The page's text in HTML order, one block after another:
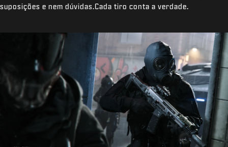
suposições e nem dúvidas.Cada tiro conta a verdade.